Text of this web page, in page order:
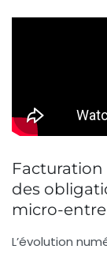
des
micro-
L’évolution